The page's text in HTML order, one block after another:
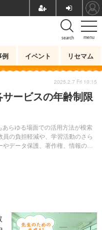
menu
search
例 イベント リセマム
サービスの年齢制限
らゆる場面での活用方法が模索
の負担軽減や、学習活動のさら
データ保護、著作権、情報の正
2025.2.7 Fri 10:15